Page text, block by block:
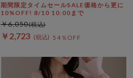
期間限定タイムセールSALE価格から更に
10%OFF! 8/10 10:00まで
￥2,723 54％OFF
￥6,050